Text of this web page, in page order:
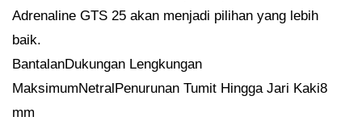
Adrenaline GTS 25 akan menjadi pilihan yang lebih
baik.
BantalanDukungan Lengkungan
MaksimumNetralPenurunan Tumit Hingga Jari Kaki8
mm